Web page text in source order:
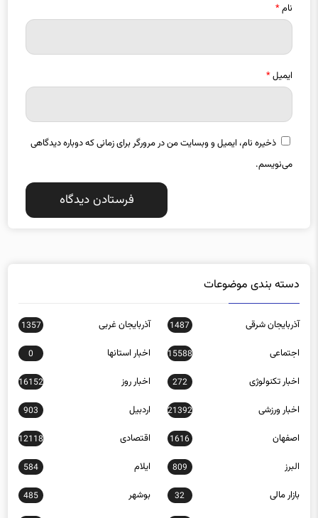
نام*
ایمیل*
ذخیره نام، ایمیل و وبسایت من در مرورگر برای زمانی که دوباره دیدگاهی
می‌نویسم.
دسته بندی موضوعات
آذربایجان شرقی 1487 آذربایجان غربی 1357
اجتماعی 15588 اخبار استانها 0
اخبار تکنولوژی 272 اخبار روز 16152
اخبار ورزشی 21392 اردبیل 903
اصفهان 1616 اقتصادی 12118
البرز 809 ایلام 584
بازار مالی 32 بوشهر 485